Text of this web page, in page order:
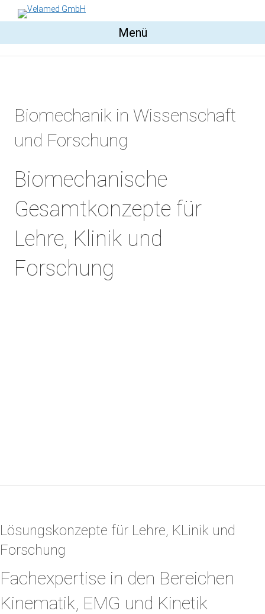
Menü
Biomechanik in Wissenschaft
und Forschung
Biomechanische
Gesamtkonzepte für
Lehre, Klinik und
Forschung
Lösungskonzepte für Lehre, KLinik und
Forschung
Fachexpertise in den Bereichen
Kinematik, EMG und Kinetik